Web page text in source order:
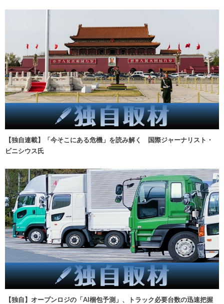
【独自連載】「今そこにある危機」を読み解く 国際ジャーナリスト・
ビニシウス氏
【独自】オープンロジの「AI梱包予測」、トラック必要台数の迅速把握